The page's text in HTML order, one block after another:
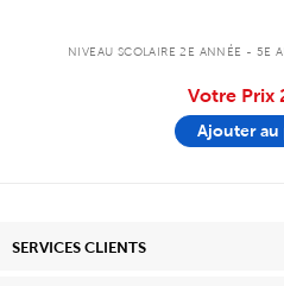
NIVEAU SCOLAIRE 2E ANNÉE - 5E
Votre Prix
Ajouter au
SERVICES CLIENTS